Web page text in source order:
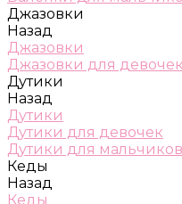
Джазовки
Назад
Джазовки
Джазовки для девочек
Дутики
Назад
Дутики
Дутики для девочек
Дутики для мальчиков
Кеды
Назад
Кеды